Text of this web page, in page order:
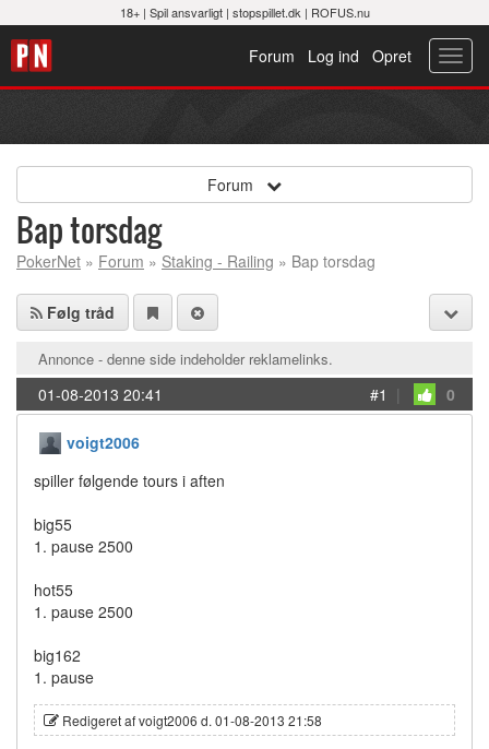
18+ | Spil ansvarligt| stopspillet.dk | ROFUS.nu
Opret
Log ind
Forum
Forum
Bap torsdag
PokerNet » Forum » Staking - Railing » Bap torsdag
Følg tråd
Annonce - denne side indeholder reklamelinks.
01-08-2013 20:41 #1 | 0
voigt2006
spiller følgende tours i aften
big55
1. pause 2500
hot55
1. pause 2500
big162
1. pause
Redigeret af voigt2006 d. 01-08-2013 21:58